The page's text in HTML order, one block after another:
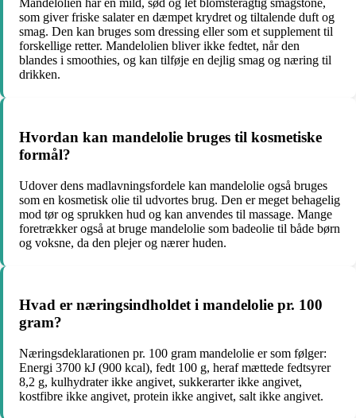
Mandelolien har en mild, sød og let blomsteragtig smagstone,
som giver friske salater en dæmpet krydret og tiltalende duft og
smag. Den kan bruges som dressing eller som et supplement til
forskellige retter. Mandelolien bliver ikke fedtet, når den
blandes i smoothies, og kan tilføje en dejlig smag og næring til
drikken.
Hvordan kan mandelolie bruges til kosmetiske
formål?
Udover dens madlavningsfordele kan mandelolie også bruges
som en kosmetisk olie til udvortes brug. Den er meget behagelig
mod tør og sprukken hud og kan anvendes til massage. Mange
foretrækker også at bruge mandelolie som badeolie til både børn
og voksne, da den plejer og nærer huden.
Hvad er næringsindholdet i mandelolie pr. 100
gram?
Næringsdeklarationen pr. 100 gram mandelolie er som følger:
Energi 3700 kJ (900 kcal), fedt 100 g, heraf mættede fedtsyrer
8,2 g, kulhydrater ikke angivet, sukkerarter ikke angivet,
kostfibre ikke angivet, protein ikke angivet, salt ikke angivet.